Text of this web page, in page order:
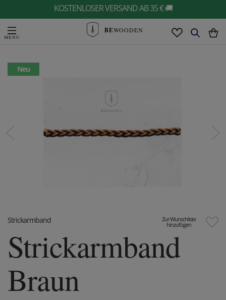
KOSTENLOSER VERSAND AB 35 € 🚚
BEWOODEN
Neu
Zur Wunschliste
hinzufügen
Strickarmband
Strickarmband
Braun